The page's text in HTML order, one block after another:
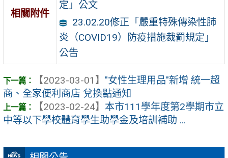
相關附件
定」公文
23.02.20修正「嚴重特殊傳染性肺
炎（COVID19）防疫措施裁罰規定」
公告
【2023-03-01】 "女性生理用品"新增 統一超
商、全家便利商店 兌換點通知
【2023-02-24】 本市111學年度第2學期市立
中等以下學校體育學生助學金及培訓補助 ...